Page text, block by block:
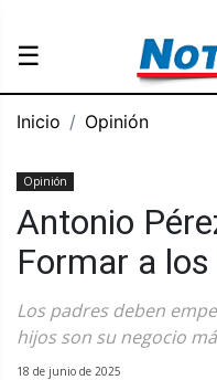
☰
Inicio Opinión
Opinión
Antonio
Formar a
Los padres deben
hijos son su negocio
18 de junio de 2025